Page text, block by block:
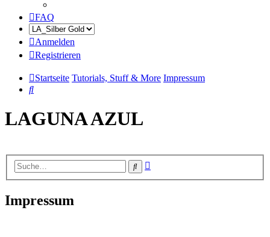
FAQ
Anmelden
Registrieren
Startseite Tutorials, Stuff & More Impressum
Suche
LAGUNA AZUL
Suche
Impressum